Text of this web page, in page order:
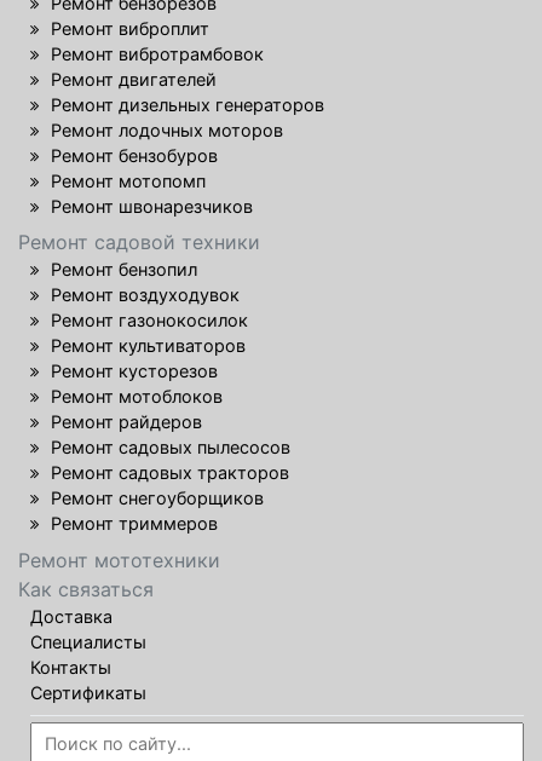
Ремонт виброплит
Ремонт вибротрамбовок
Ремонт двигателей
Ремонт дизельных генераторов
Ремонт лодочных моторов
Ремонт бензобуров
Ремонт мотопомп
Ремонт швонарезчиков
Ремонт садовой техники
Ремонт бензопил
Ремонт воздуходувок
Ремонт газонокосилок
Ремонт культиваторов
Ремонт кусторезов
Ремонт мотоблоков
Ремонт райдеров
Ремонт садовых пылесосов
Ремонт садовых тракторов
Ремонт снегоуборщиков
Ремонт триммеров
Ремонт мототехники
Как связаться
Доставка
Специалисты
Контакты
Сертификаты